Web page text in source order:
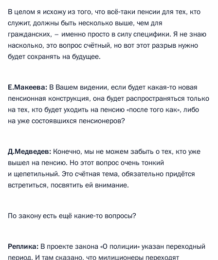
В целом я исхожу из того, что всё‑таки пенсии для тех, кто
служит, должны быть несколько выше, чем для
гражданских, – именно просто в силу специфики. Я не знаю
насколько, это вопрос счётный, но вот этот разрыв нужно
будет сохранять на будущее.
Е.Макеева: В Вашем видении, если будет какая‑то новая
пенсионная конструкция, она будет распространяться только
на тех, кто будет уходить на пенсию «после того как», либо
на уже состоявшихся пенсионеров?
Д.Медведев: Конечно, мы не можем забыть о тех, кто уже
вышел на пенсию. Но этот вопрос очень тонкий
и щепетильный. Это счётная тема, обязательно придётся
встретиться, посвятить ей внимание.
По закону есть ещё какие‑то вопросы?
Реплика: В проекте закона «О полиции» указан переходный
период. И там сказано, что милиционеры переходят